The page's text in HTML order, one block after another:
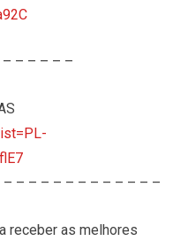
– – – – – –
– – – – – – – – – – – –
receber as melhores